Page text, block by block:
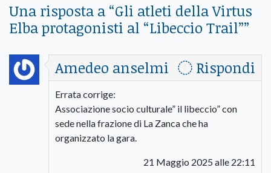
Una risposta a “Gli atleti della Virtus
Elba protagonisti al “Libeccio Trail””
Amedeo anselmi
Rispondi
Errata corrige:
Associazione socio culturale” il libeccio” con
sede nella frazione di La Zanca che ha
organizzato la gara.
21 Maggio 2025 alle 22:11